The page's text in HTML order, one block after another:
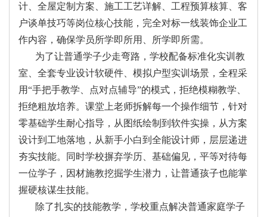
计、全屋定制方案、施工工艺详解、工程预算核算、客
户谈单技巧等岗位核心技能，完全对标一线装饰企业工
作内容，确保学员所学即所用、所学即所需。
为了让普通学子少走弯路，学校配备标准化实训教
室、全套专业设计软硬件、模拟户型实训场景，全程采
用“手把手教学、点对点辅导”的模式，拒绝模糊教学、
拒绝粗放培养。课堂上老师拆解每一个操作细节，针对
零基础学生耐心指导，从图纸绘制到软件实操，从方案
设计到工地落地，从新手小白到全能设计师，层层递进
夯实技能。同时学校摒弃学历、基础偏见，平等对待每
一位学子，因材施教挖掘学生潜力，让普通孩子也能掌
握硬核谋生技能。
除了扎实的技能教学，学校重点解决普通家庭学子